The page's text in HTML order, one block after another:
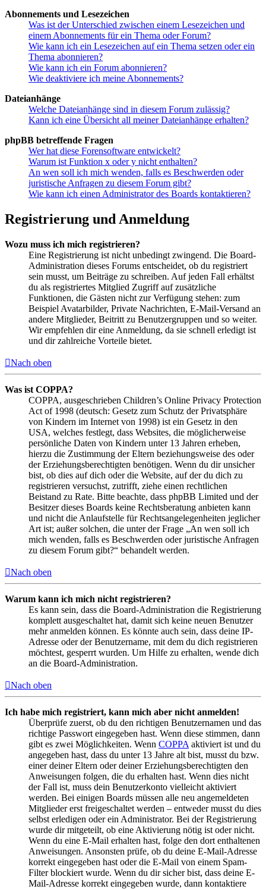
Abonnements und Lesezeichen
Was ist der Unterschied zwischen einem Lesezeichen und
einem Abonnements für ein Thema oder Forum?
Wie kann ich ein Lesezeichen auf ein Thema setzen oder ein
Thema abonnieren?
Wie kann ich ein Forum abonnieren?
Wie deaktiviere ich meine Abonnements?
Dateianhänge
Welche Dateianhänge sind in diesem Forum zulässig?
Kann ich eine Übersicht all meiner Dateianhänge erhalten?
phpBB betreffende Fragen
Wer hat diese Forensoftware entwickelt?
Warum ist Funktion x oder y nicht enthalten?
An wen soll ich mich wenden, falls es Beschwerden oder
juristische Anfragen zu diesem Forum gibt?
Wie kann ich einen Administrator des Boards kontaktieren?
Registrierung und Anmeldung
Wozu muss ich mich registrieren?
Eine Registrierung ist nicht unbedingt zwingend. Die Board-
Administration dieses Forums entscheidet, ob du registriert
sein musst, um Beiträge zu schreiben. Auf jeden Fall erhältst
du als registriertes Mitglied Zugriff auf zusätzliche
Funktionen, die Gästen nicht zur Verfügung stehen: zum
Beispiel Avatarbilder, Private Nachrichten, E-Mail-Versand an
andere Mitglieder, Beitritt zu Benutzergruppen und so weiter.
Wir empfehlen dir eine Anmeldung, da sie schnell erledigt ist
und dir zahlreiche Vorteile bietet.
Nach oben
Was ist COPPA?
COPPA, ausgeschrieben Children’s Online Privacy Protection
Act of 1998 (deutsch: Gesetz zum Schutz der Privatsphäre
von Kindern im Internet von 1998) ist ein Gesetz in den
USA, welches festlegt, dass Websites, die möglicherweise
persönliche Daten von Kindern unter 13 Jahren erheben,
hierzu die Zustimmung der Eltern beziehungsweise des oder
der Erziehungsberechtigten benötigen. Wenn du dir unsicher
bist, ob dies auf dich oder die Website, auf der du dich zu
registrieren versuchst, zutrifft, ziehe einen rechtlichen
Beistand zu Rate. Bitte beachte, dass phpBB Limited und der
Besitzer dieses Boards keine Rechtsberatung anbieten kann
und nicht die Anlaufstelle für Rechtsangelegenheiten jeglicher
Art ist; außer solchen, die unter der Frage „An wen soll ich
mich wenden, falls es Beschwerden oder juristische Anfragen
zu diesem Forum gibt?“ behandelt werden.
Nach oben
Warum kann ich mich nicht registrieren?
Es kann sein, dass die Board-Administration die Registrierung
komplett ausgeschaltet hat, damit sich keine neuen Benutzer
mehr anmelden können. Es könnte auch sein, dass deine IP-
Adresse oder der Benutzername, mit dem du dich registrieren
möchtest, gesperrt wurden. Um Hilfe zu erhalten, wende dich
an die Board-Administration.
Nach oben
Ich habe mich registriert, kann mich aber nicht anmelden!
Überprüfe zuerst, ob du den richtigen Benutzernamen und das
richtige Passwort eingegeben hast. Wenn diese stimmen, dann
gibt es zwei Möglichkeiten. Wenn COPPA aktiviert ist und du
angegeben hast, dass du unter 13 Jahre alt bist, musst du bzw.
einer deiner Eltern oder deiner Erziehungsberechtigten den
Anweisungen folgen, die du erhalten hast. Wenn dies nicht
der Fall ist, muss dein Benutzerkonto vielleicht aktiviert
werden. Bei einigen Boards müssen alle neu angemeldeten
Mitglieder erst freigeschaltet werden – entweder musst du dies
selbst erledigen oder ein Administrator. Bei der Registrierung
wurde dir mitgeteilt, ob eine Aktivierung nötig ist oder nicht.
Wenn du eine E-Mail erhalten hast, folge den dort enthaltenen
Anweisungen. Ansonsten prüfe, ob du deine E-Mail-Adresse
korrekt eingegeben hast oder die E-Mail von einem Spam-
Filter blockiert wurde. Wenn du dir sicher bist, dass deine E-
Mail-Adresse korrekt eingegeben wurde, dann kontaktiere